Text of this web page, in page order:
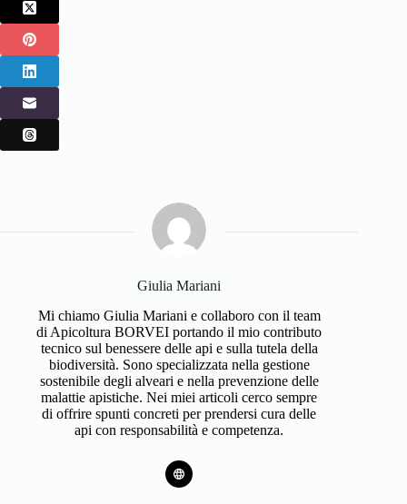
Giulia Mariani
Mi chiamo Giulia Mariani e collaboro con il team
di Apicoltura BORVEI portando il mio contributo
tecnico sul benessere delle api e sulla tutela della
biodiversità. Sono specializzata nella gestione
sostenibile degli alveari e nella prevenzione delle
malattie apistiche. Nei miei articoli cerco sempre
di offrire spunti concreti per prendersi cura delle
api con responsabilità e competenza.